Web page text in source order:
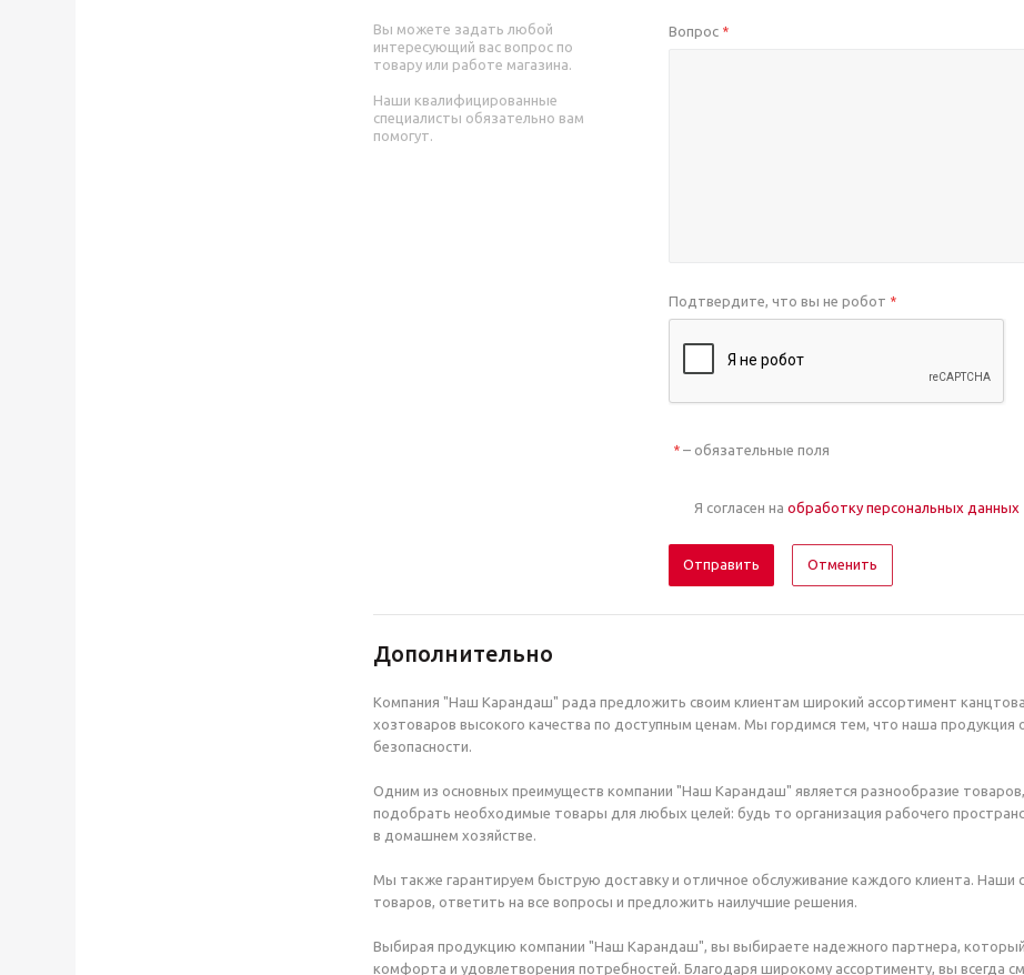
Вы можете задать любой
интересующий вас вопрос по
товару или работе магазина.
Наши квалифицированные
специалисты обязательно вам
помогут.
Вопрос *
Подтвердите, что вы не робот *
*– обязательные поля
Я согласен на обработку персональных данных
Отменить
Дополнительно
Компания "Наш Карандаш" рада предложить своим клиентам широкий ассортимент
хозтоваров высокого качества по доступным ценам. Мы гордимся тем, что наша продукция
безопасности.
Одним из основных преимуществ компании "Наш Карандаш" является разнообразие
подобрать необходимые товары для любых целей: будь то организация рабочего
в домашнем хозяйстве.
Мы также гарантируем быструю доставку и отличное обслуживание каждого клиента. Наши
товаров, ответить на все вопросы и предложить наилучшие решения.
Выбирая продукцию компании "Наш Карандаш", вы выбираете надежного партнера,
комфорта и удовлетворения потребностей. Благодаря широкому ассортименту, вы всегда